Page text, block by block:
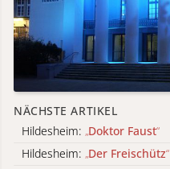
NÄCHSTE ARTIKEL
Hildesheim: „Doktor Faust“
Hildesheim: „Der Freischütz“